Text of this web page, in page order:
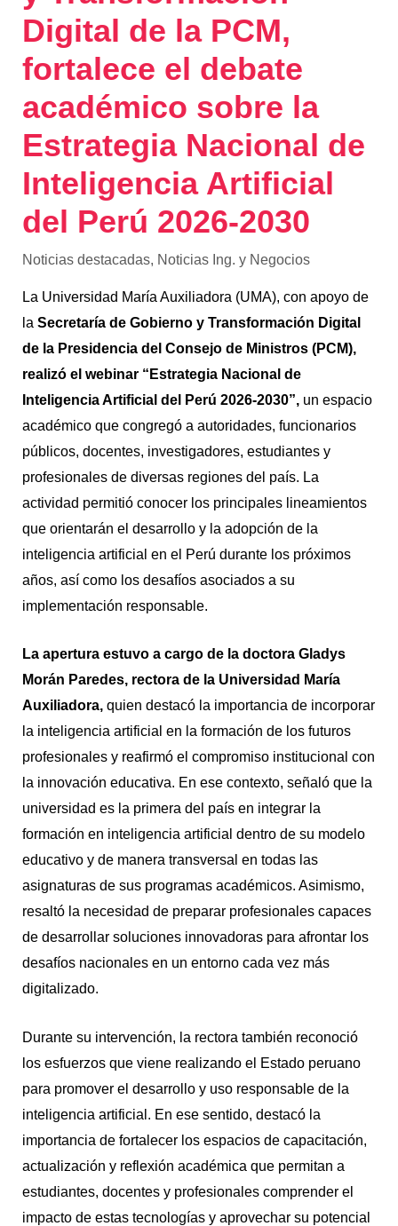
Digital de la PCM,
fortalece el debate
académico sobre la
Estrategia Nacional de
Inteligencia Artificial
del Perú 2026-2030
Noticias destacadas, Noticias Ing. y Negocios
La Universidad María Auxiliadora (UMA), con apoyo de
la Secretaría de Gobierno y Transformación Digital
de la Presidencia del Consejo de Ministros (PCM),
realizó el webinar “Estrategia Nacional de
Inteligencia Artificial del Perú 2026-2030”,un espacio
académico que congregó a autoridades, funcionarios
públicos, docentes, investigadores, estudiantes y
profesionales de diversas regiones del país. La
actividad permitió conocer los principales lineamientos
que orientarán el desarrollo y la adopción de la
inteligencia artificial en el Perú durante los próximos
años, así como los desafíos asociados a su
implementación responsable.
La apertura estuvo a cargo de la doctora Gladys
Morán Paredes, rectora de la Universidad María
Auxiliadora, quien destacó la importancia de incorporar
la inteligencia artificial en la formación de los futuros
profesionales y reafirmó el compromiso institucional con
la innovación educativa. En ese contexto, señaló que la
universidad es la primera del país en integrar la
formación en inteligencia artificial dentro de su modelo
educativo y de manera transversal en todas las
asignaturas de sus programas académicos. Asimismo,
resaltó la necesidad de preparar profesionales capaces
de desarrollar soluciones innovadoras para afrontar los
desafíos nacionales en un entorno cada vez más
digitalizado.
Durante su intervención, la rectora también reconoció
los esfuerzos que viene realizando el Estado peruano
para promover el desarrollo y uso responsable de la
inteligencia artificial. En ese sentido, destacó la
importancia de fortalecer los espacios de capacitación,
actualización y reflexión académica que permitan a
estudiantes, docentes y profesionales comprender el
impacto de estas tecnologías y aprovechar su potencial